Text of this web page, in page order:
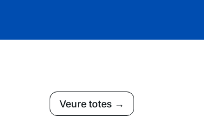
Veure totes →